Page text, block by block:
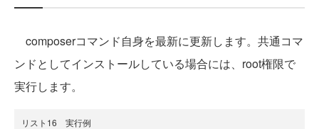
composerコマンド自身を最新に更新します。共通コマ
ンドとしてインストールしている場合には、root権限で
実行します。
リスト16 実行例